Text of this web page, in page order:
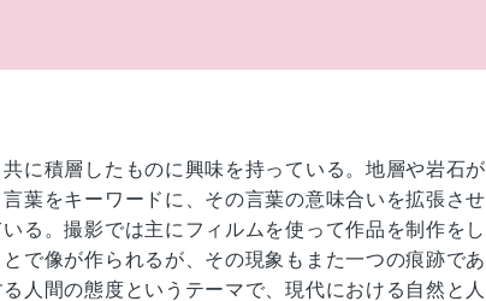
に積層したものに興味を持っている。地層や岩石が
葉をキーワードに、その言葉の意味合いを拡張させ
る。撮影では主にフィルムを使って作品を制作をし
で像が作られるが、その現象もまた一つの痕跡であ
人間の態度というテーマで、現代における自然と人